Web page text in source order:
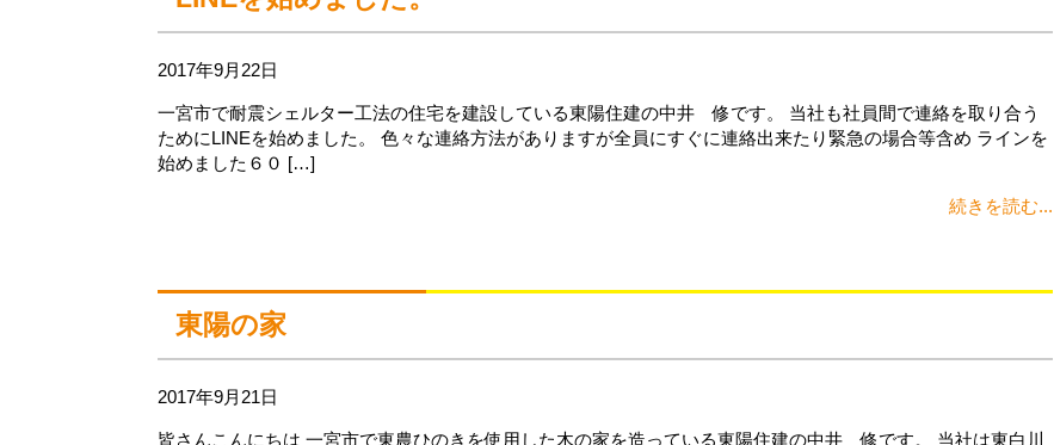
2017年9月22日
一宮市で耐震シェルター工法の住宅を建設している東陽住建の中井 修です。 当社も社員間で連絡を取り合う
ためにLINEを始めました。 色々な連絡方法がありますが全員にすぐに連絡出来たり緊急の場合等含め ラインを
始めました６０ […]
続きを読む...
東陽の家
2017年9月21日
皆さんこんにちは 一宮市で東農ひのきを使用した木の家を造っている東陽住建の中井 修です。 当社は東白川